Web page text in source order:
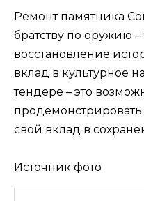
Ремонт памятника
братству по оружию –
восстановление
вклад в культурное
тендере – это
свой вклад в
Источник фото